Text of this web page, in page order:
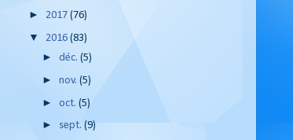
► 2017 (76)
▼ 2016 (83)
►déc.(5)
►nov.(5)
►oct.(5)
► sept.(9)